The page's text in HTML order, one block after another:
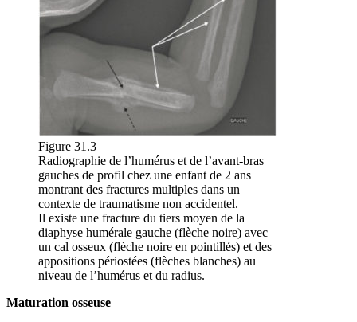
Figure 31.3
Radiographie de l’humérus et de l’avant-bras
gauches de profil chez une enfant de 2 ans
montrant des fractures multiples dans un
contexte de traumatisme non accidentel.
Il existe une fracture du tiers moyen de la
diaphyse humérale gauche (flèche noire) avec
un cal osseux (flèche noire en pointillés) et des
appositions périostées (flèches blanches) au
niveau de l’humérus et du radius.
Maturation osseuse